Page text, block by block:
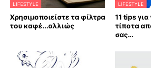
LIFESTYLE
Χρησιμοποιείστε τα φίλτρα
του καφέ...αλλιώς
LIFESTYLE
11 tips
τίποτα
σας…